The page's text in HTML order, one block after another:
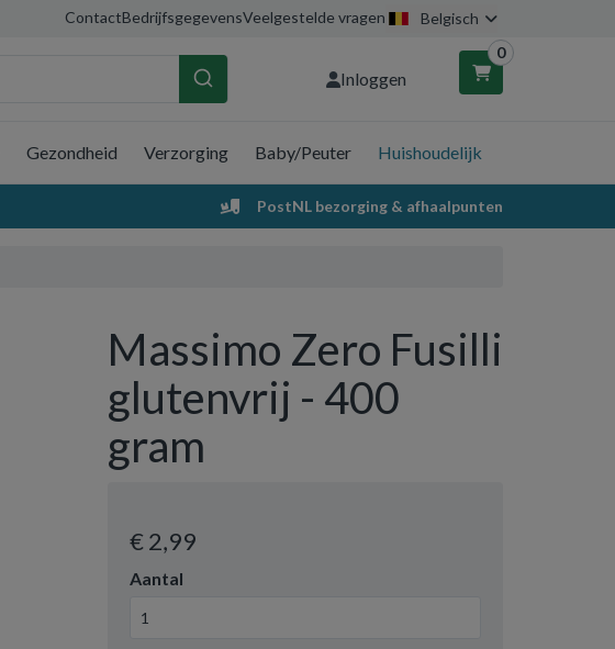
ContactBedrijfsgegevensVeelgestelde vragen Belgisch
Inloggen
0
Winkelwagen
Gezondheid Verzorging Baby/Peuter Huishoudelijk
PostNL bezorging & afhaalpunten
Massimo Zero Fusilli
glutenvrij - 400
gram
€ 2,99
Aantal